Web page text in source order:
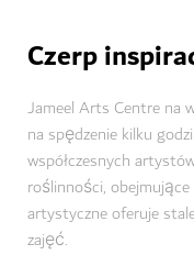
Czerp
Jameel Arts Centre na
na spędzenie kilku
współczesnych
roślinności,
artystyczne oferuje
zajęć.